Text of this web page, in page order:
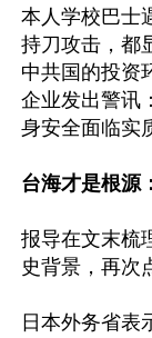
本人学校巴士
持刀攻击，都
中共国的投资
企业发出警讯
身安全面临实
台海才是根源
报导在文末梳
史背景，再次
日本外务省表